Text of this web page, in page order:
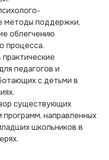
методы поддержки,
облегчению
процесса.
педагогов и
с детьми в
существующих
программ, направленных
школьников в